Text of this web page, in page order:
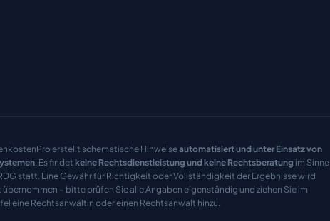
erstellt schematische Hinweiseautomatisiert und unter Einsatz von
. Es findet keine Rechtsdienstleistung und keine Rechtsberatung im Sinne
statt. Eine Gewähr für Richtigkeit oder Vollständigkeit der Ergebnisse wird
übernommen – bitte prüfen Sie alle Angaben eigenständig und ziehen Sie im
eine Rechtsanwältin oder einen Rechtsanwalt hinzu.